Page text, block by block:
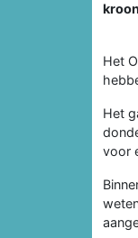
Het
Het
voor